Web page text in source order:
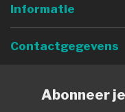
Informatie
Contactgegevens
Abonneer